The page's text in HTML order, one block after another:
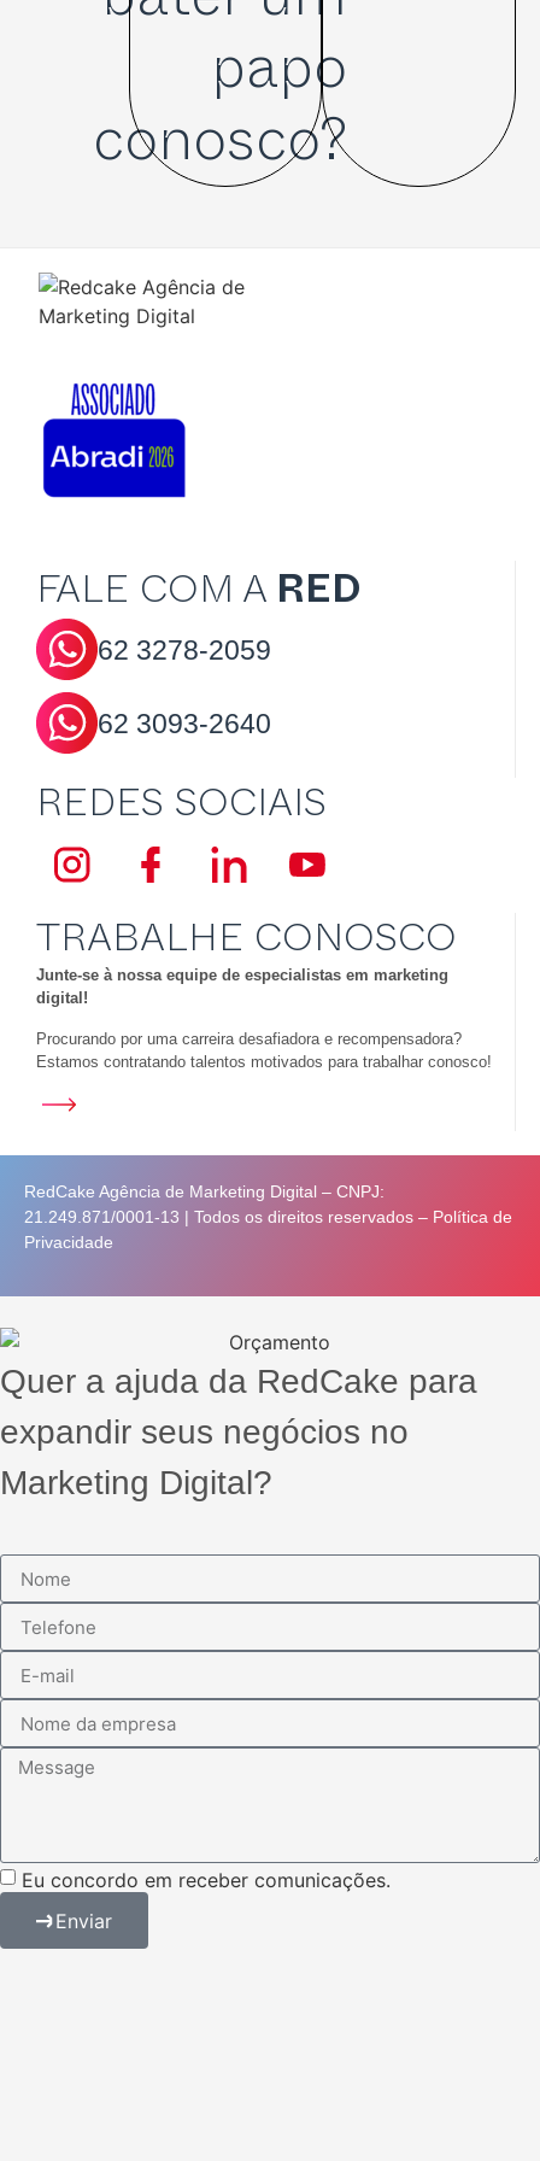
papo
conosco?
FALE COM A RED
62 3278-2059
62 3093-2640
REDES SOCIAIS
TRABALHE CONOSCO
Junte-se à nossa equipe de especialistas em marketing
digital!
Procurando por uma carreira desafiadora e recompensadora?
Estamos contratando talentos motivados para trabalhar conosco!
RedCake Agência de Marketing Digital – CNPJ:
21.249.871/0001-13 | Todos os direitos reservados – Política de
Privacidade
Quer a ajuda da RedCake para
expandir seus negócios no
Marketing Digital?
Eu concordo em receber comunicações.
Enviar